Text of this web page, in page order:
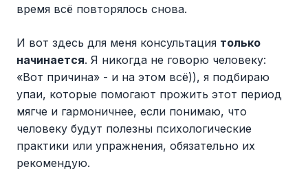
время всё повторялось снова.
И вот здесь для меня консультация только
начинается. Я никогда не говорю человеку:
«Вот причина» - и на этом всё)), я подбираю
упаи, которые помогают прожить этот период
мягче и гармоничнее, если понимаю, что
человеку будут полезны психологические
практики или упражнения, обязательно их
рекомендую.